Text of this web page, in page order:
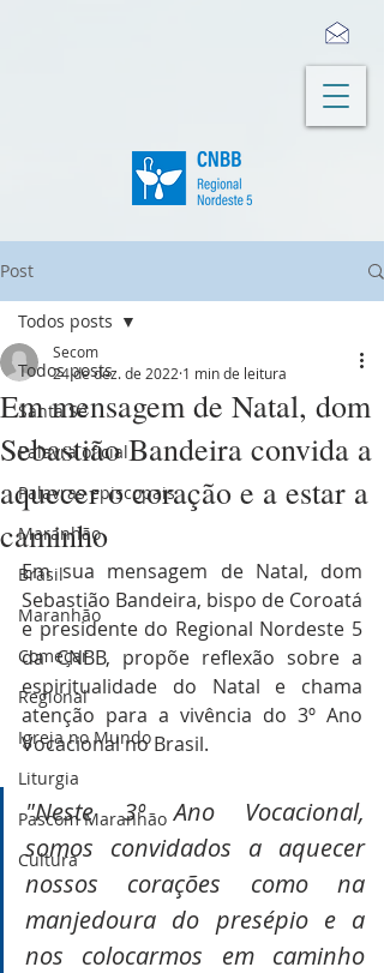
Post
Todos posts
Santa Sé
Palavra oficial
Palavras episcopais
Maranhão
Brasil
Maranhão
Começar
Regional
Igreja no Mundo
Liturgia
Pascom Maranhão
Cultura
Todos posts
Em mensagem de Natal, dom
Sebastião Bandeira convida a
aquecer o coração e a estar a
caminho
Secom
24 de dez. de 2022 1 min de leitura
Em sua mensagem de Natal, dom
Sebastião Bandeira, bispo de Coroatá
e presidente do Regional Nordeste 5
da CNBB, propõe reflexão sobre a
espiritualidade do Natal e chama
atenção para a vivência do 3º Ano
Vocacional no Brasil.
"Neste 3º Ano Vocacional,
somos convidados a aquecer
nossos corações como na
manjedoura do presépio e a
nos colocarmos em caminho